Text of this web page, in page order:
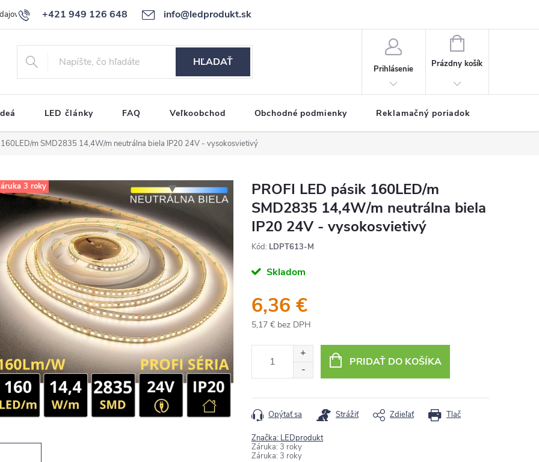
+421 949 126 648 info@ledprodukt.sk
Reklamačný poriadok
HĽADAŤ
Prihlásenie
NÁKUPNÝ
KOŠÍK
Prázdny košík
LED články FAQ Veľkoobchod Obchodné podmienky Reklamačný poriadok
160LED/m SMD2835 14,4W/m neutrálna biela IP20 24V - vysokosvietivý
3 roky
PROFI LED pásik 160LED/m
SMD2835 14,4W/m neutrálna biela
IP20 24V - vysokosvietivý
Kód: LDPT613-M
Skladom
6,36 €
5,17 € bez DPH
cena:
PRIDAŤ DO KOŠÍKA
Tlač
Opýtať sa Strážiť Zdieľať
Značka: LEDprodukt
Záruka: 3 roky
Záruka: 3 roky